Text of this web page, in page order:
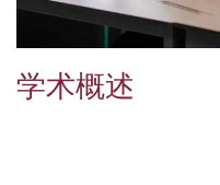
学术概述